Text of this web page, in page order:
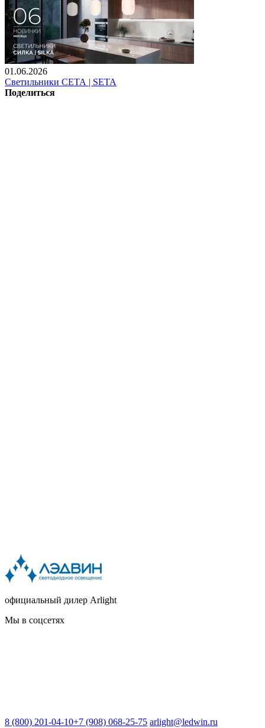
01.06.2026
Светильники СЕТА | SETA
Поделиться
официальный дилер Arlight
Мы в соцсетях
8 (800) 201-04-10+7 (908) 068-25-75 arlight@ledwin.ru